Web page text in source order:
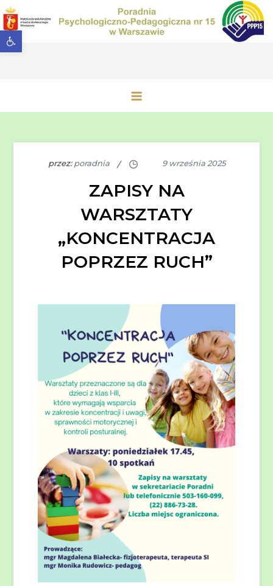
Otwórz pasek narzędzi
Przejdź
do
treści
przez:poradnia
ZAPISY NA
WARSZTATY
„KONCENTRACJA
POPRZEZ RUCH”